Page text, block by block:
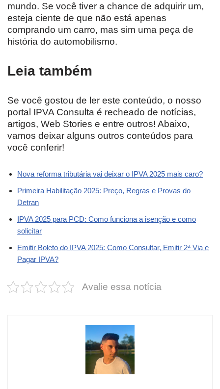
mundo. Se você tiver a chance de adquirir um,
esteja ciente de que não está apenas
comprando um carro, mas sim uma peça de
história do automobilismo.
Leia também
Se você gostou de ler este conteúdo, o nosso
portal IPVA Consulta é recheado de notícias,
artigos, Web Stories e entre outros! Abaixo,
vamos deixar alguns outros conteúdos para
você conferir!
Nova reforma tributária vai deixar o IPVA 2025 mais caro?
Primeira Habilitação 2025: Preço, Regras e Provas do
Detran
IPVA 2025 para PCD: Como funciona a isenção e como
solicitar
Emitir Boleto do IPVA 2025: Como Consultar, Emitir 2ª Via e
Pagar IPVA?
Avalie essa notícia